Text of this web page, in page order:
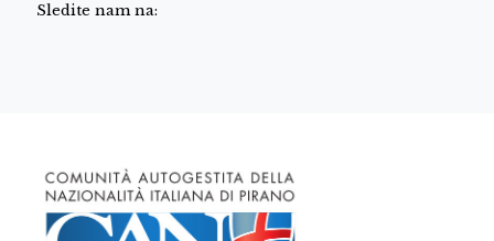
Sledite nam na: